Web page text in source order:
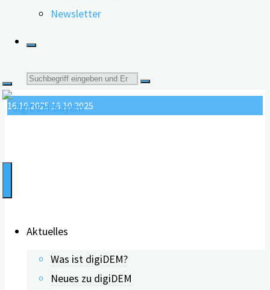
Newsletter
Suche
nach:
Aktuelles
Was ist digiDEM?
Neues zu digiDEM
Gesundheitsanwendungen
Zukunft?"
Beweiskraft
16.10.2025 16.10.2025